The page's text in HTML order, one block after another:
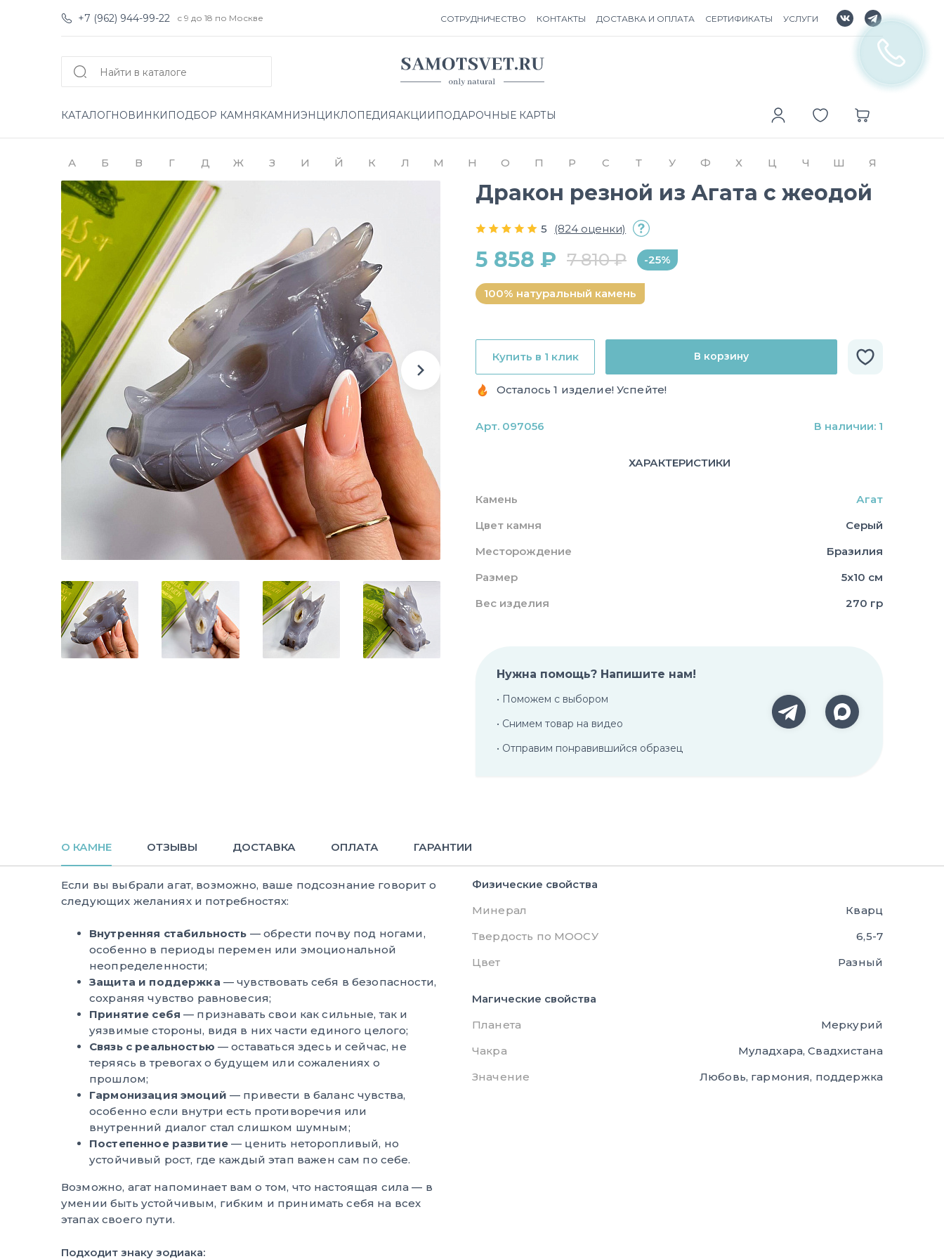
+7 (962) 944-99-22 с 9 до 18 по Москве СОТРУДНИЧЕСТВО КОНТАКТЫ ДОСТАВКА И ОПЛАТА СЕРТИФИКАТЫ УСЛУГИ
КАТАЛОГНОВИНКИ ПОДБОР КАМНЯ КАМНИЭНЦИКЛОПЕДИЯАКЦИИ ПОДАРОЧНЫЕ КАРТЫ
А Б В Г Д Ж З И Й К Л М Н О П Р С Т У Ф Х Ц Ч Ш Я
Дракон резной из Агата с жеодой
5 (824 оценки)
5 858 ₽ 7 810 ₽ -25%
100% натуральный камень
Купить в 1 клик В корзину
Осталось 1 изделие! Успейте!
Арт. 097056 В наличии: 1
ХАРАКТЕРИСТИКИ
Камень
Агат
Цвет камня
Серый
Месторождение
Бразилия
Размер
5х10 см
Вес изделия
270 гр
Нужна помощь? Напишите нам!
• Поможем с выбором
• Снимем товар на видео
• Отправим понравившийся образец
О КАМНЕ ОТЗЫВЫ ДОСТАВКА ОПЛАТА ГАРАНТИИ
Если вы выбрали агат, возможно, ваше подсознание говорит о
следующих желаниях и потребностях:
Внутренняя стабильность — обрести почву под ногами,
особенно в периоды перемен или эмоциональной
неопределенности;
Защита и поддержка — чувствовать себя в безопасности,
сохраняя чувство равновесия;
Принятие себя — признавать свои как сильные, так и
уязвимые стороны, видя в них части единого целого;
Связь с реальностью — оставаться здесь и сейчас, не
теряясь в тревогах о будущем или сожалениях о
прошлом;
Гармонизация эмоций — привести в баланс чувства,
особенно если внутри есть противоречия или
внутренний диалог стал слишком шумным;
Постепенное развитие — ценить неторопливый, но
устойчивый рост, где каждый этап важен сам по себе.
Возможно, агат напоминает вам о том, что настоящая сила — в
умении быть устойчивым, гибким и принимать себя на всех
этапах своего пути.
Подходит знаку зодиака:
Физические свойства
Минерал
Кварц
Твердость по МООСУ
6,5-7
Цвет
Разный
Магические свойства
Планета
Меркурий
Чакра
Муладхара, Свадхистана
Значение
Любовь, гармония, поддержка